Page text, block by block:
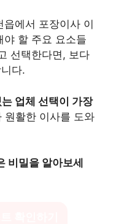
에서 포장이사 이
야 할 주요 요소들
선택한다면, 보다
다.
업체 선택이 가장
원활한 이사를 도와
비밀을 알아보세